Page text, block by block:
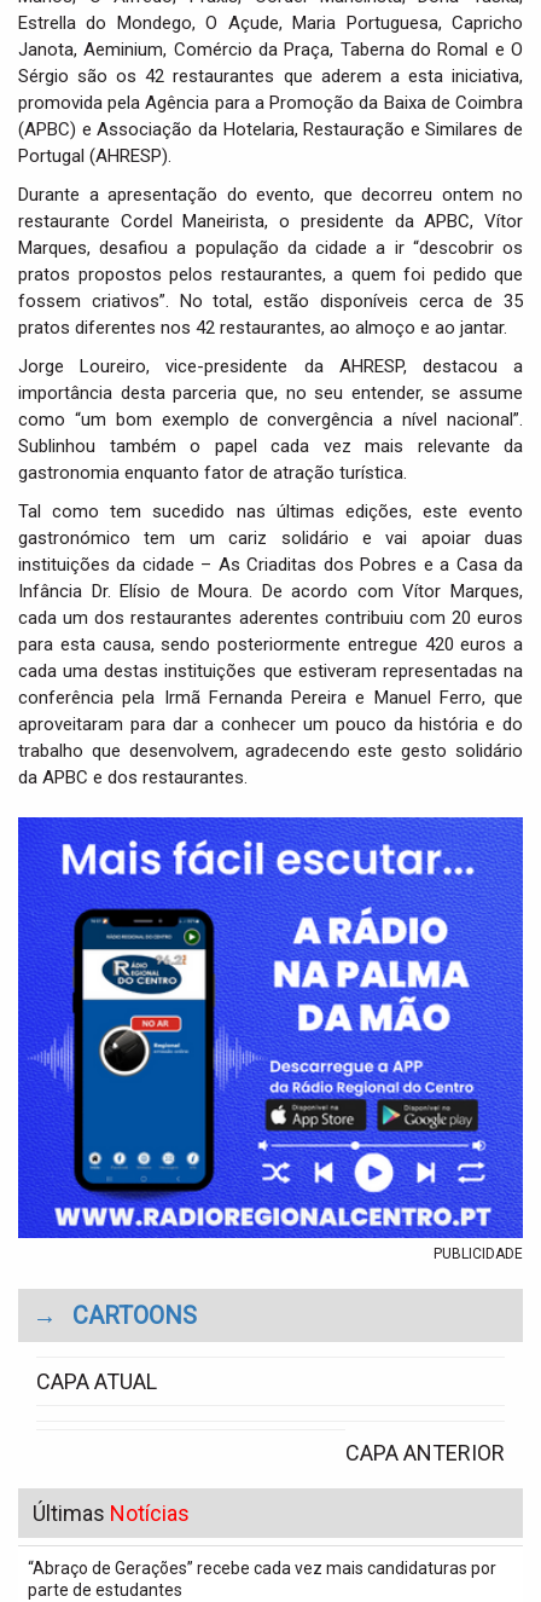
Estrella do Mondego, O Açude, Maria Portuguesa, Capricho
Janota, Aeminium, Comércio da Praça, Taberna do Romal e O
Sérgio são os 42 restaurantes que aderem a esta iniciativa,
promovida pela Agência para a Promoção da Baixa de Coimbra
(APBC) e Associação da Hotelaria, Restauração e Similares de
Portugal (AHRESP).
Durante a apresentação do evento, que decorreu ontem no
restaurante Cordel Maneirista, o presidente da APBC, Vítor
Marques, desafiou a população da cidade a ir “descobrir os
pratos propostos pelos restaurantes, a quem foi pedido que
fossem criativos”. No total, estão disponíveis cerca de 35
pratos diferentes nos 42 restaurantes, ao almoço e ao jantar.
Jorge Loureiro, vice-presidente da AHRESP, destacou a
importância desta parceria que, no seu entender, se assume
como “um bom exemplo de convergência a nível nacional”.
Sublinhou também o papel cada vez mais relevante da
gastronomia enquanto fator de atração turística.
Tal como tem sucedido nas últimas edições, este evento
gastronómico tem um cariz solidário e vai apoiar duas
instituições da cidade – As Criaditas dos Pobres e a Casa da
Infância Dr. Elísio de Moura. De acordo com Vítor Marques,
cada um dos restaurantes aderentes contribuiu com 20 euros
para esta causa, sendo posteriormente entregue 420 euros a
cada uma destas instituições que estiveram representadas na
conferência pela Irmã Fernanda Pereira e Manuel Ferro, que
aproveitaram para dar a conhecer um pouco da história e do
trabalho que desenvolvem, agradecendo este gesto solidário
da APBC e dos restaurantes.
PUBLICIDADE
→ CARTOONS
CAPA ATUAL
CAPA ANTERIOR
Últimas Notícias
“Abraço de Gerações” recebe cada vez mais candidaturas por
parte de estudantes